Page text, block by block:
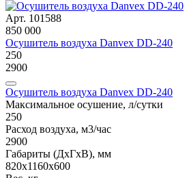
Арт. 101588
850 000
Осушитель воздуха Danvex DD-240
250
2900
Осушитель воздуха Danvex DD-240
Максимальное осушение, л/сутки
250
Расход воздуха, м3/час
2900
Габариты (ДxГxВ), мм
820x1160x600